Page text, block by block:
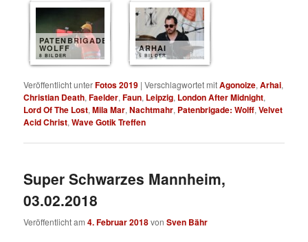
PATENBRIGADE
WOLFF
8 BILDER
ARHAI
5 BILDER
Veröffentlicht unterFotos 2019 |Verschlagwortet mitAgonoize,Arhai,
Christian Death,Faelder,Faun, Leipzig, London After Midnight,
Lord Of The Lost,Mila Mar,Nachtmahr, Patenbrigade: Wolff,Velvet
Acid Christ,Wave Gotik Treffen
Super Schwarzes Mannheim,
03.02.2018
Veröffentlicht am4. Februar 2018vonSven Bähr